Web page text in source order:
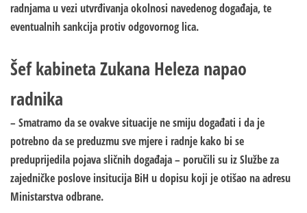
radnjama u vezi utvrđivanja okolnosi navedenog događaja, te
eventualnih sankcija protiv odgovornog lica.
Šef kabineta Zukana Heleza napao
radnika
– Smatramo da se ovakve situacije ne smiju događati i da je
potrebno da se preduzmu sve mjere i radnje kako bi se
preduprijedila pojava sličnih događaja – poručili su iz Službe za
zajedničke poslove insitucija BiH u dopisu koji je otišao na adresu
Ministarstva odbrane.